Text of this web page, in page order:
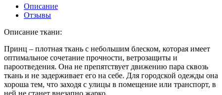
Описание
Отзывы
Описание ткани:
Принц – плотная ткань с небольшим блеском, которая имеет
оптимальное сочетание прочности, ветрозащиты и
пароотведения. Она не препятствует движению пара сквозь
ткань и не задерживает его на себе. Для городской одежды она
хороша тем, что заходя с улицы в помещение или транспорт, в
ней не станет внезапно жарко.